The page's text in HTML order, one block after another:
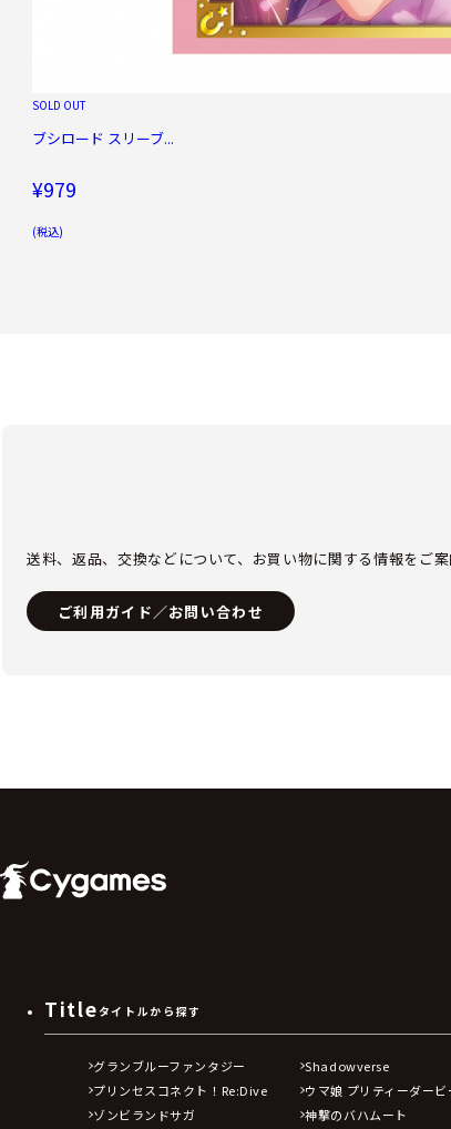
SOLD OUT
ブシロード スリーブ...
¥979
(税込)
送料、返品、交換などについて、お買い物に関する情報をご
ご利用ガイド／お問い合わせ
Title タイトルから探す
グランブルーファンタジー
Shadowverse
プリンセスコネクト！Re:Dive
ウマ娘 プリティーダービ
ゾンビランドサガ
神撃のバハムート